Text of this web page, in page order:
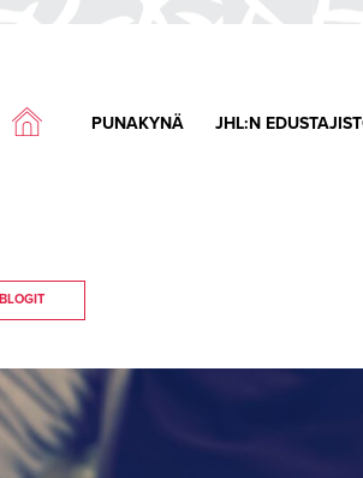
PUNAKYNÄ JHL:N
BLOGIT